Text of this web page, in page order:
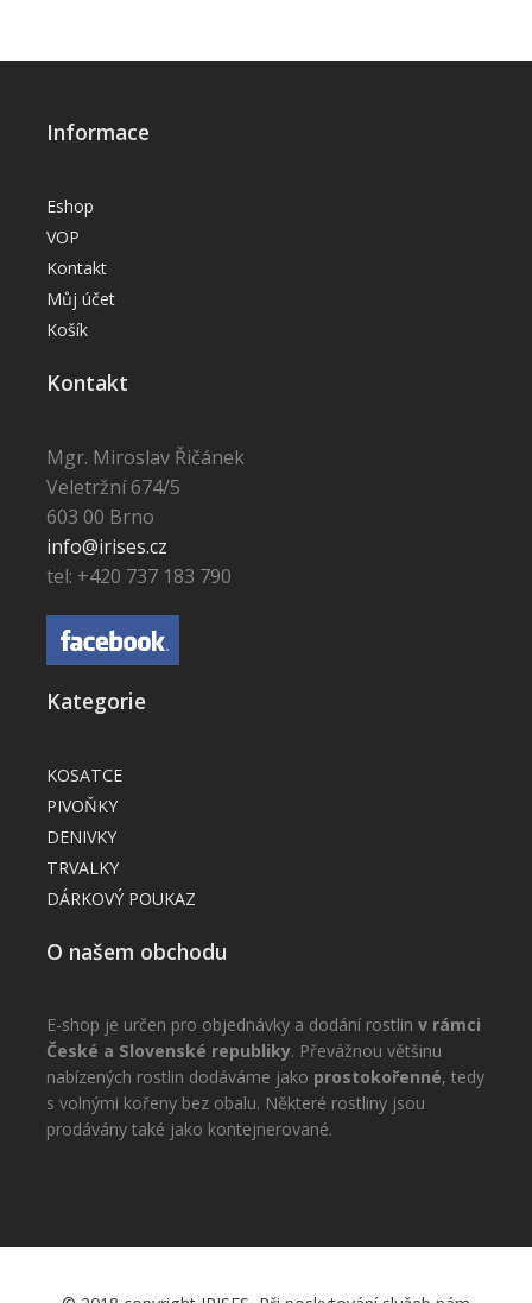
Informace
Eshop
VOP
Kontakt
Můj účet
Košík
Kontakt
Mgr. Miroslav Řičánek
Veletržní 674/5
603 00 Brno
info@irises.cz
tel: +420 737 183 790
Kategorie
KOSATCE
PIVOŇKY
DENIVKY
TRVALKY
DÁRKOVÝ POUKAZ
O našem obchodu
E-shop je určen pro objednávky a dodání rostlin v rámci
České a Slovenské republiky. Převážnou většinu
nabízených rostlin dodáváme jako prostokořenné, tedy
s volnými kořeny bez obalu. Některé rostliny jsou
prodávány také jako kontejnerované.